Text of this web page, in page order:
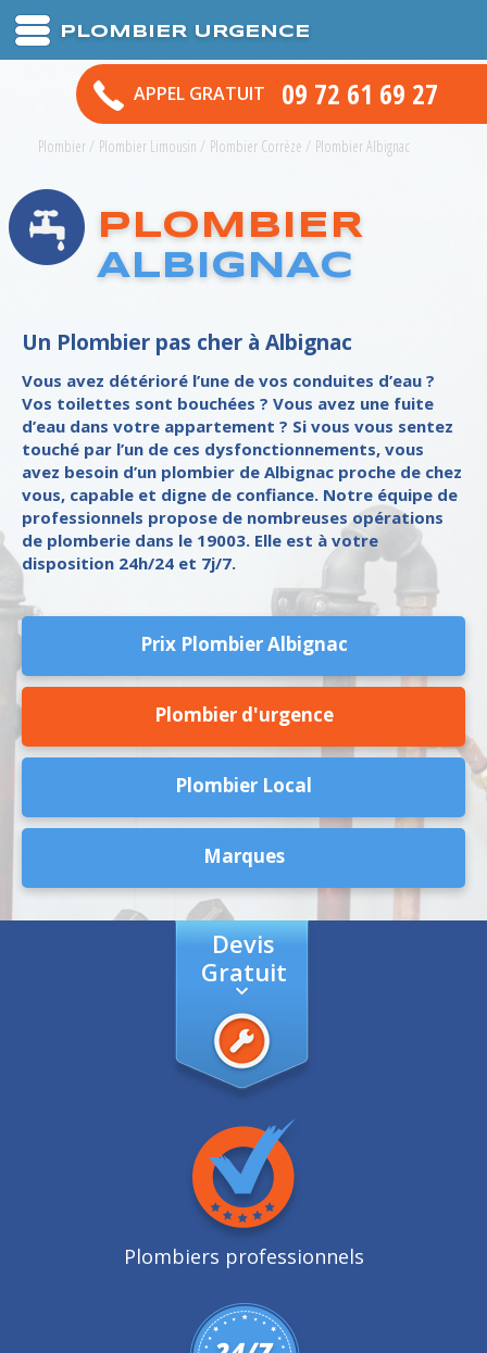
PLOMBIER URGENCE
APPEL GRATUIT 09 72 61 69 27
Plombier/ Plombier Limousin / Plombier Corrèze / Plombier Albignac
PLOMBIER
ALBIGNAC
Un Plombier pas cher à Albignac
Vous avez détérioré l’une de vos conduites d’eau ?
Vos toilettes sont bouchées ? Vous avez une fuite
d’eau dans votre appartement ? Si vous vous sentez
touché par l’un de ces dysfonctionnements, vous
avez besoin d’un plombier de Albignac proche de chez
vous, capable et digne de confiance. Notre équipe de
professionnels propose de nombreuses opérations
de plomberie dans le 19003. Elle est à votre
disposition 24h/24 et 7j/7.
Prix Plombier Albignac
Plombier d'urgence
Plombier Local
Marques
Devis
Gratuit
Plombiers professionnels